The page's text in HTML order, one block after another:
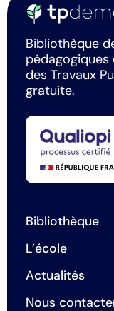
Bibliothèque
pédagogiques
des Travaux
gratuite.
Bibliothèque
L’école
Actualités
Nous